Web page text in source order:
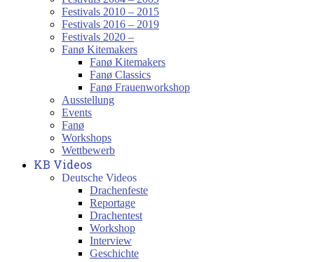
Festivals 2010 – 2015
Festivals 2016 – 2019
Festivals 2020 –
Fanø Kitemakers
Fanø Kitemakers
Fanø Classics
Fanø Frauenworkshop
Ausstellung
Events
Fanø
Workshops
Wettbewerb
KB Videos
Deutsche Videos
Drachenfeste
Reportage
Drachentest
Workshop
Interview
Geschichte